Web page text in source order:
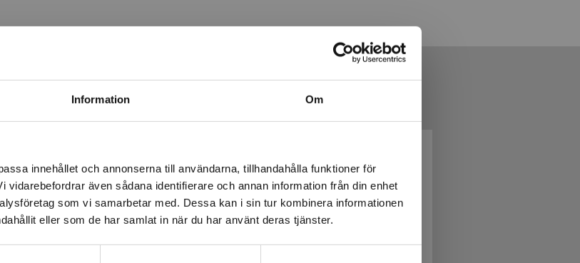
Information Om
innehållet och annonserna till användarna, tillhandahålla funktioner för
även sådana identifierare och annan information från din enhet
som vi samarbetar med. Dessa kan i sin tur kombinera informationen
eller som de har samlat in när du har använt deras tjänster.
fraktregion
som att du besöker studentlitteratur.se via en
Sverige. Vi erbjuder inte leveranser utanför
att kunna slutföra ett köp måste
vara i Sverige.Läs mer
Produkter